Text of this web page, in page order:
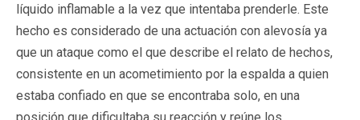
líquido inflamable a la vez que intentaba prenderle. Este
hecho es considerado de una actuación con alevosía ya
que un ataque como el que describe el relato de hechos,
consistente en un acometimiento por la espalda a quien
estaba confiado en que se encontraba solo, en una
posición que dificultaba su reacción y reúne los